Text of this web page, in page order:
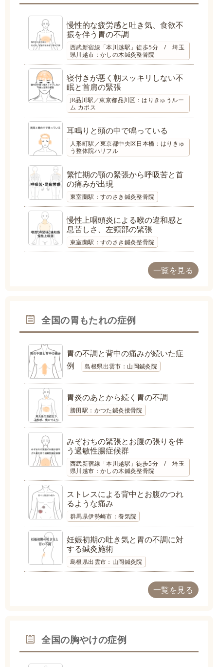
慢性的な疲労感と吐き気、食欲不
振を伴う胃の不調
西武新宿線「本川越駅」徒歩5分 / 埼玉
県川越市：かしの木鍼灸整骨院
寝付きが悪く朝スッキリしない不
眠と首肩の緊張
JR品川駅／東京都品川区：はりきゅうルー
ム カポス
耳鳴りと頭の中で鳴っている
人形町駅／東京都中央区日本橋：はりきゅ
う整体院ハリフル
繁忙期の顎の緊張から呼吸苦と首
の痛みが出現
東室蘭駅：すのさき鍼灸整骨院
慢性上咽頭炎による喉の違和感と
息苦しさ、左頸部の緊張
東室蘭駅：すのさき鍼灸整骨院
一覧を見る
全国の胃もたれの症例
胃の不調と背中の痛みが続いた症
例
島根県出雲市：山岡鍼灸院
胃炎のあとから続く胃の不調
勝田駅：かつた鍼灸接骨院
みぞおちの緊張とお腹の張りを伴
う過敏性腸症候群
西武新宿線「本川越駅」徒歩5分 / 埼玉
県川越市：かしの木鍼灸整骨院
ストレスによる背中とお腹のつれ
るような痛み
群馬県伊勢崎市：養気院
妊娠初期の吐き気と胃の不調に対
する鍼灸施術
島根県出雲市：山岡鍼灸院
一覧を見る
全国の胸やけの症例